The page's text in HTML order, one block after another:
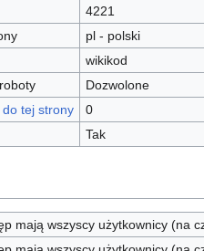
4221
pl - polski
wikikod
Dozwolone
tej strony
0
Tak
mają wszyscy użytkownicy (na